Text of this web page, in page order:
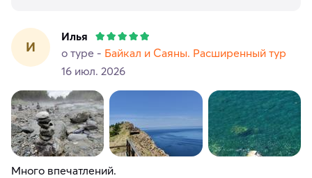
И
Илья
о туре - Байкал и Саяны. Расширенный тур
16 июл. 2026
Много впечатлений.